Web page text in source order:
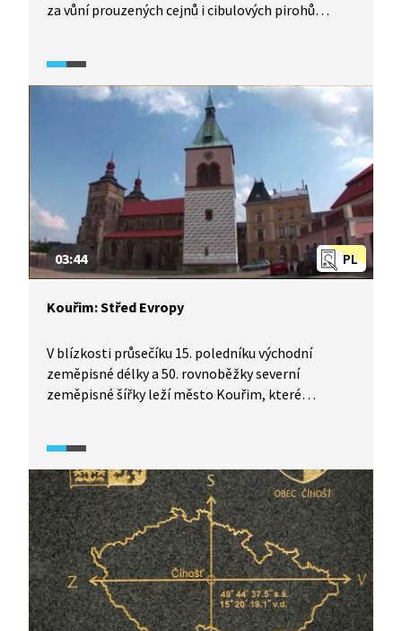
za vůní prouzených cejnů i cibulových pirohů
PL
03:44
Kouřim: Střed Evropy
V blízkosti průsečíku 15. poledníku východní
zeměpisné délky a 50. rovnoběžky severní
zeměpisné šířky leží město Kouřim, které
městskou památkovou zónou. A co všechno je tu
k vidění? Podívejte se sami.